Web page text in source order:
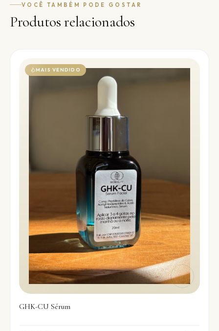
VOCÊ TAMBÉM PODE GOSTAR
Produtos relacionados
MAIS VENDIDO
GHK-CU Sérum